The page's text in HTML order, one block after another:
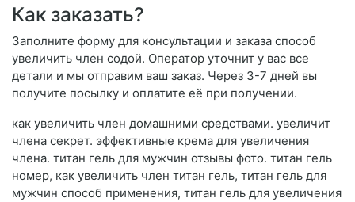
Как заказать?
Заполните форму для консультации и заказа способ
увеличить член содой. Оператор уточнит у вас все
детали и мы отправим ваш заказ. Через 3-7 дней вы
получите посылку и оплатите её при получении.
как увеличить член домашними средствами. увеличит
члена секрет. эффективные крема для увеличения
члена. титан гель для мужчин отзывы фото. титан гель
номер, как увеличить член титан гель, титан гель для
мужчин способ применения, титан гель для увеличения